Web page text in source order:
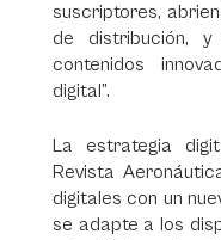
suscriptores,
de distribución,
contenidos
digital”.
La estrategia
Revista
digitales con un
se adapte a los